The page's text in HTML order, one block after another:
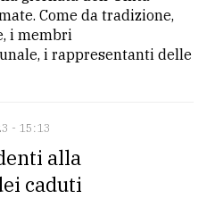
Come da tradizione,
i membri
i rappresentanti delle
- 15:13
alla
caduti